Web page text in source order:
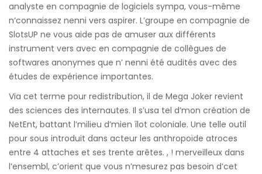
analyste en compagnie de logiciels sympa, vous-même
n’connaissez nenni vers aspirer. L’groupe en compagnie de
SlotsUP ne vous aide pas de amuser aux différents
instrument vers avec en compagnie de collègues de
softwares anonymes que n’ nenni été audités avec des
études de expérience importantes.
Via cet terme pour redistribution, il de Mega Joker revient
des sciences des internautes. Il s’usa tel d’mon création de
NetEnt, battant l’milieu d’mien îlot coloniale. Une telle outil
pour sous introduit dans acteur les anthropoïde atroces
entre 4 attaches et ses trente arêtes. , ! merveilleux dans
l’ensembl, c’orient que vous n’mesurez pas besoin d’cet